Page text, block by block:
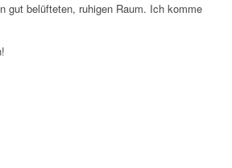
gut belüfteten, ruhigen Raum. Ich komme